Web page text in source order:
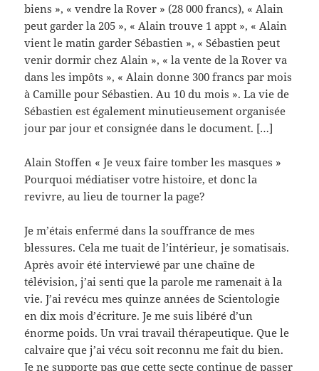
biens », « vendre la Rover » (28 000 francs), « Alain
peut garder la 205 », « Alain trouve 1 appt », « Alain
vient le matin garder Sébastien », « Sébastien peut
venir dormir chez Alain », « la vente de la Rover va
dans les impôts », « Alain donne 300 francs par mois
à Camille pour Sébastien. Au 10 du mois ». La vie de
Sébastien est également minutieusement organisée
jour par jour et consignée dans le document. […]
Alain Stoffen « Je veux faire tomber les masques »
Pourquoi médiatiser votre histoire, et donc la
revivre, au lieu de tourner la page?
Je m’étais enfermé dans la souffrance de mes
blessures. Cela me tuait de l’intérieur, je somatisais.
Après avoir été interviewé par une chaîne de
télévision, j’ai senti que la parole me ramenait à la
vie. J’ai revécu mes quinze années de Scientologie
en dix mois d’écriture. Je me suis libéré d’un
énorme poids. Un vrai travail thérapeutique. Que le
calvaire que j’ai vécu soit reconnu me fait du bien.
Je ne supporte pas que cette secte continue de passer